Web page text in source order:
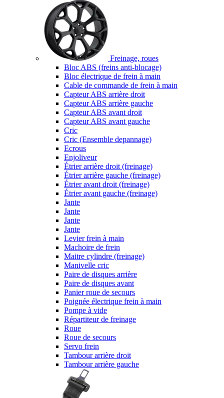
Freinage, roues
Bloc ABS (freins anti-blocage)
Bloc électrique de frein à main
Cable de commande de frein à main
Capteur ABS arrière droit
Capteur ABS arrière gauche
Capteur ABS avant droit
Capteur ABS avant gauche
Cric
Cric (Ensemble depannage)
Ecrous
Enjoliveur
Étrier arrière droit (freinage)
Étrier arrière gauche (freinage)
Étrier avant droit (freinage)
Étrier avant gauche (freinage)
Jante
Jante
Jante
Jante
Levier frein à main
Machoire de frein
Maitre cylindre (freinage)
Manivelle cric
Paire de disques arrière
Paire de disques avant
Panier roue de secours
Poignée électrique frein à main
Pompe à vide
Répartiteur de freinage
Roue
Roue de secours
Servo frein
Tambour arrière droit
Tambour arrière gauche